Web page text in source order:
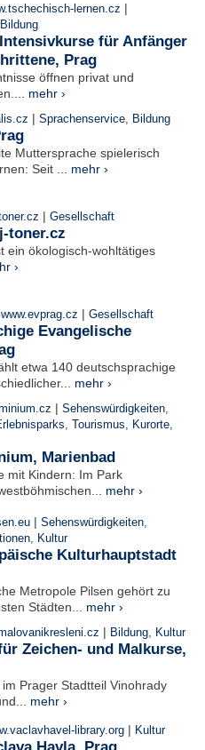
lernen.cz |
Bildung
für Anfänger
Prag
öffnen privat und
mehr ›
| Sprachenservice, Bildung
Muttersprache spielerisch
Seit ... mehr ›
| Gesellschaft
toner.cz
ein ökologisch-wohltätiges
›
www.evprag.cz | Gesellschaft
Evangelische
etwa 140 deutschsprachige
mehr ›
| Sehenswürdigkeiten,
, Tourismus, Kurorte,
Marienbad
mit Kindern: Im Park
mehr ›
| Sehenswürdigkeiten,
, Kultur
Kulturhauptstadt
Metropole Pilsen gehört zu
Städten... mehr ›
| Bildung, Kultur
Zeichen- und Malkurse,
Prager Stadtteil Vinohrady
mehr ›
library.org | Kultur